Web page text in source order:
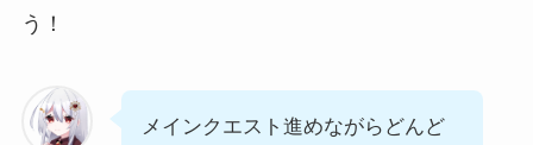
う！
メインクエスト進めながらどんど